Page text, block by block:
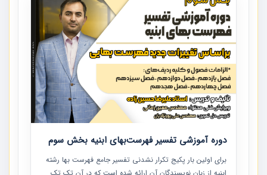
همکارانی که در حوزه صنعت ساخت در حال فعالیت هستند حتما
توصیه می کنیم از مطالب این دوره استفاده نمایند.
دوره آموزشی تفسیر فهرست‌بهای ابنیه بخش سوم
برای اولین بار پکیج تکرار نشدنی تفسیر جامع فهرست بها رشته